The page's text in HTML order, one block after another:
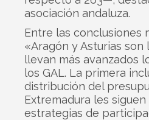
asociación andaluza.
Entre las conclusiones
«Aragón y Asturias
llevan más avanzados
los GAL. La primera
distribución del
Extremadura les
estrategias de